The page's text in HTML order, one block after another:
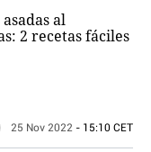
al
2 recetas fáciles
25 Nov 2022 - 15:10 CET